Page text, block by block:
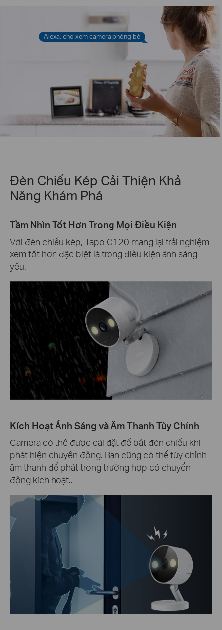
Alexa, cho xem camera phòng bé
Đèn Chiếu Kép Cải Thiện Khả
Năng Khám Phá
Tầm Nhìn Tốt Hơn Trong Mọi Điều Kiện
Với đèn chiếu kép, Tapo C120 mang lại trải nghiệm
xem tốt hơn đặc biệt là trong điều kiện ánh sáng
yếu.
Kích Hoạt Ánh Sáng và Âm Thanh Tùy Chỉnh
Camera có thể được cài đặt để bật đèn chiếu khi
phát hiện chuyển động. Bạn cũng có thể tùy chỉnh
âm thanh để phát trong trường hợp có chuyển
động kích hoạt..